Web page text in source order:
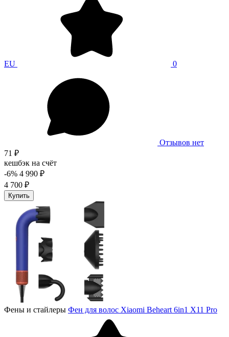
EU 0
Отзывов нет
71 ₽
кешбэк на счёт
-6% 4 990 ₽
4 700 ₽
Купить
Фены и стайлеры Фен для волос Xiaomi Beheart 6in1 X11 Pro